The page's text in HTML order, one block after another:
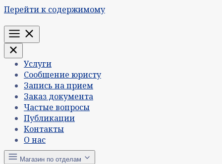
Перейти к содержимому
Меню
Услуги
Сообщение юристу
Запись на прием
Заказ документа
Частые вопросы
Публикации
Контакты
О нас
Магазин по отделам